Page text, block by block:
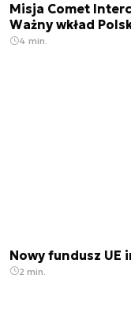
Misja Comet
Ważny wkład
4 min.
Nowy fundusz UE
2 min.